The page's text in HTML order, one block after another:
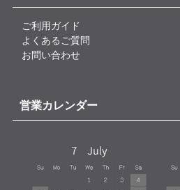
ご利用ガイド
よくあるご質問
お問い合わせ
営業カレンダー